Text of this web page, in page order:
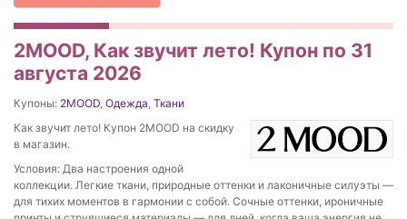
2MOOD, Как звучит лето! Купон по 31
августа 2026
Купоны: 2MOOD, Одежда, Ткани
Как звучит лето! Купон 2MOOD на скидку
в магазин.
Условия: Два настроения одной
коллекции. Легкие ткани, природные оттенки и лаконичные силуэты —
для тихих моментов в гармонии с собой. Сочные оттенки, ироничные